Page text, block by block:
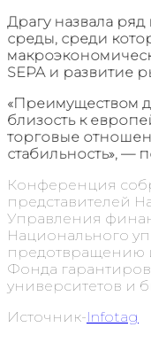
Драгу назвала
среды, среди
SEPA и развитие
«Преимуществом
близость к
торговые
стабильность», —
Конференция
представителей
Управления
Национального
предотвращению
Фонда
университетов и
Источник-Infotag